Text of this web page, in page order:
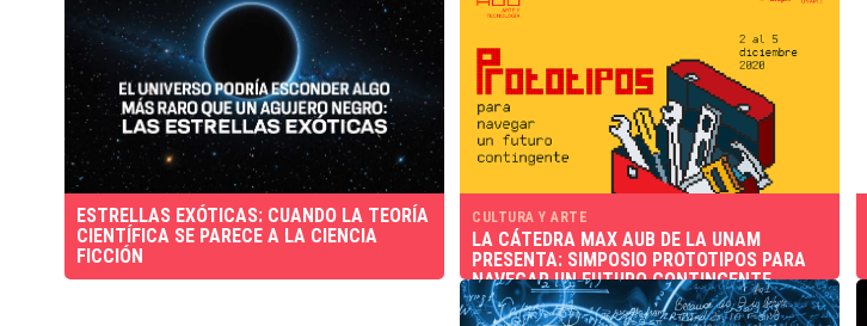
ESTRELLAS EXÓTICAS: CUANDO LA TEORÍA
CIENTÍFICA SE PARECE A LA CIENCIA
FICCIÓN
CULTURA Y ARTE
LA CÁTEDRA MAX AUB DE LA UNAM
PRESENTA: SIMPOSIO PROTOTIPOS PARA
NAVEGAR UN FUTURO CONTINGENTE